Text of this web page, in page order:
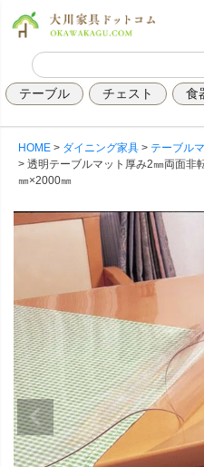
テーブル チェスト 食
HOME ダイニング家具
テーブル
透明テーブルマット厚み2㎜両面
㎜×2000㎜